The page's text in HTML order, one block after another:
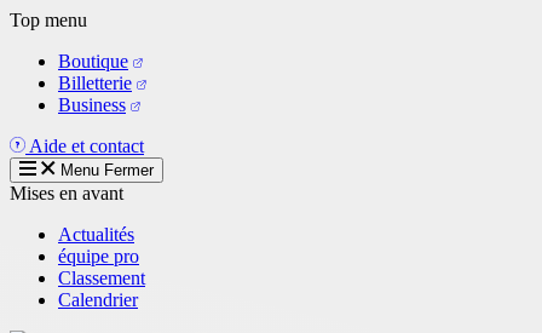
Aller
contenu
principal
Top menu
Boutique
Billetterie
Business
Aide et contact
Menu Fermer
Mises en avant
Actualités
équipe pro
Classement
Calendrier